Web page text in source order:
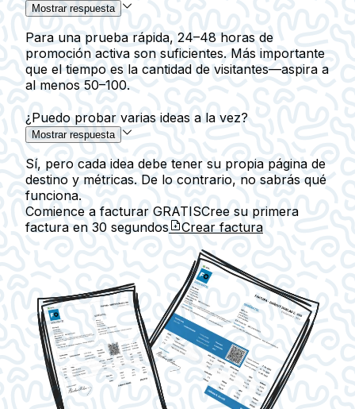
Mostrar respuesta
Para una prueba rápida, 24–48 horas de
promoción activa son suficientes. Más importante
que el tiempo es la cantidad de visitantes—aspira a
al menos 50–100.
¿Puedo probar varias ideas a la vez?
Mostrar respuesta
Sí, pero cada idea debe tener su propia página de
destino y métricas. De lo contrario, no sabrás qué
funciona.
Comience a facturar GRATISCree su primera
factura en 30 segundos Crear factura